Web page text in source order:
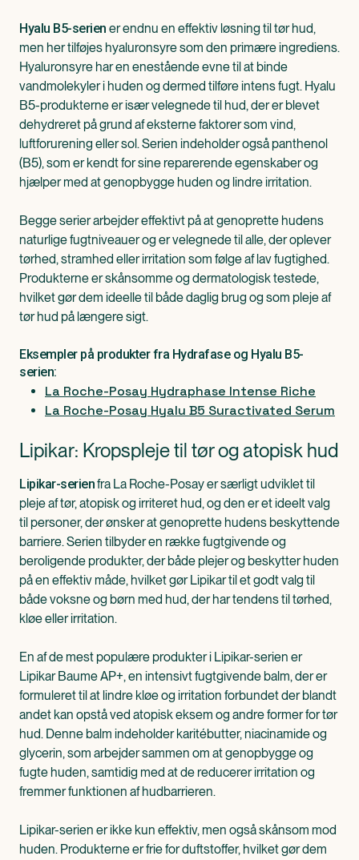
Hyalu B5-serien er endnu en effektiv løsning til tør hud,
men her tilføjes hyaluronsyre som den primære ingrediens.
Hyaluronsyre har en enestående evne til at binde
vandmolekyler i huden og dermed tilføre intens fugt. Hyalu
B5-produkterne er især velegnede til hud, der er blevet
dehydreret på grund af eksterne faktorer som vind,
luftforurening eller sol. Serien indeholder også panthenol
(B5), som er kendt for sine reparerende egenskaber og
hjælper med at genopbygge huden og lindre irritation.
Begge serier arbejder effektivt på at genoprette hudens
naturlige fugtniveauer og er velegnede til alle, der oplever
tørhed, stramhed eller irritation som følge af lav fugtighed.
Produkterne er skånsomme og dermatologisk testede,
hvilket gør dem ideelle til både daglig brug og som pleje af
tør hud på længere sigt.
Eksempler på produkter fra Hydrafase og Hyalu B5-
serien:
La Roche-Posay Hydraphase Intense Riche
La Roche-Posay Hyalu B5 Suractivated Serum
Lipikar: Kropspleje til tør og atopisk hud
Lipikar-serienfra La Roche-Posay er særligt udviklet til
pleje af tør, atopisk og irriteret hud, og den er et ideelt valg
til personer, der ønsker at genoprette hudens beskyttende
barriere. Serien tilbyder en række fugtgivende og
beroligende produkter, der både plejer og beskytter huden
på en effektiv måde, hvilket gør Lipikar til et godt valg til
både voksne og børn med hud, der har tendens til tørhed,
kløe eller irritation.
En af de mest populære produkter i Lipikar-serien er
Lipikar Baume AP+, en intensivt fugtgivende balm, der er
formuleret til at lindre kløe og irritation forbundet der blandt
andet kan opstå ved atopisk eksem og andre former for tør
hud. Denne balm indeholder karitébutter, niacinamide og
glycerin, som arbejder sammen om at genopbygge og
fugte huden, samtidig med at de reducerer irritation og
fremmer funktionen af hudbarrieren.
Lipikar-serien er ikke kun effektiv, men også skånsom mod
huden. Produkterne er frie for duftstoffer, hvilket gør dem